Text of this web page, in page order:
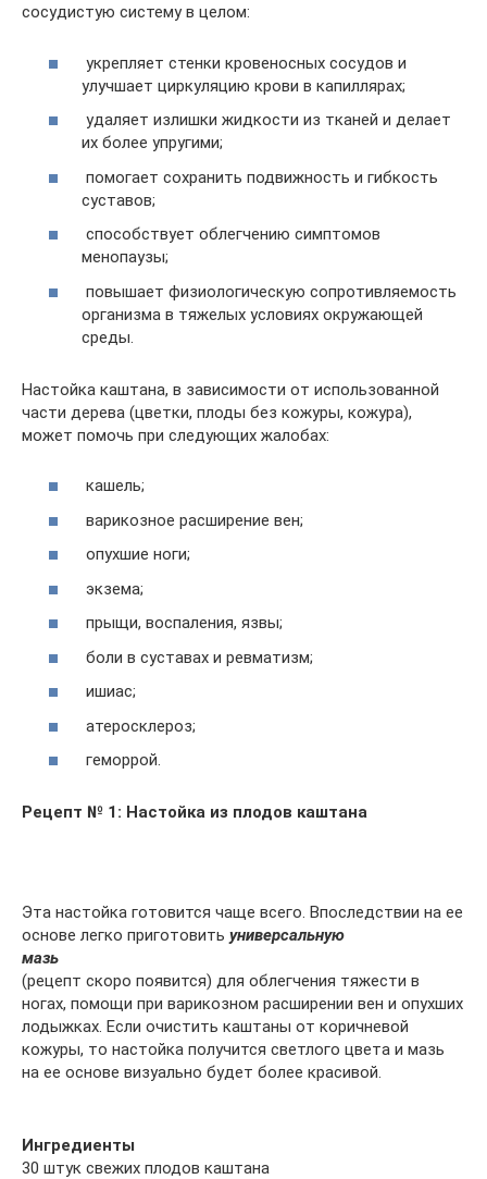
сосудистую систему в целом:
укрепляет стенки кровеносных сосудов и
улучшает циркуляцию крови в капиллярах;
удаляет излишки жидкости из тканей и делает
их более упругими;
помогает сохранить подвижность и гибкость
суставов;
способствует облегчению симптомов
менопаузы;
повышает физиологическую сопротивляемость
организма в тяжелых условиях окружающей
среды.
Настойка каштана, в зависимости от использованной
части дерева (цветки, плоды без кожуры, кожура),
может помочь при следующих жалобах:
кашель;
варикозное расширение вен;
опухшие ноги;
экзема;
прыщи, воспаления, язвы;
боли в суставах и ревматизм;
ишиас;
атеросклероз;
геморрой.
Рецепт № 1: Настойка из плодов каштана
Эта настойка готовится чаще всего. Впоследствии на ее
основе легко приготовить универсальную
мазь
(рецепт скоро появится) для облегчения тяжести в
ногах, помощи при варикозном расширении вен и опухших
лодыжках. Если очистить каштаны от коричневой
кожуры, то настойка получится светлого цвета и мазь
на ее основе визуально будет более красивой.
Ингредиенты
30 штук свежих плодов каштана